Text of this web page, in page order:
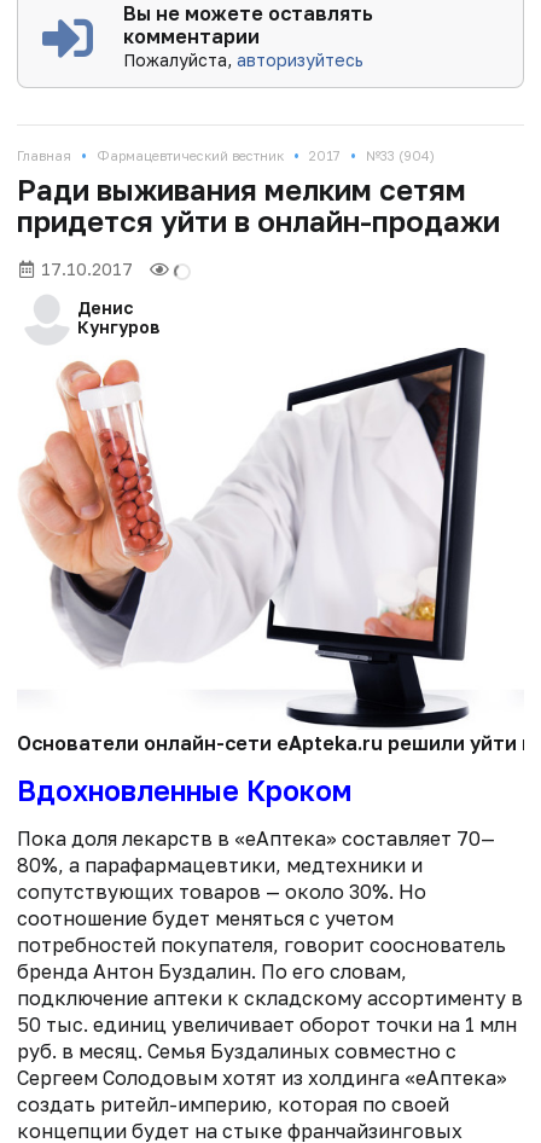
Вы не можете оставлять
комментарии
Пожалуйста,авторизуйтесь
Главная • Фармацевтический вестник • 2017 • №33 (904)
Ради выживания мелким сетям
придется уйти в онлайн-продажи
17.10.2017
Денис
Кунгуров
Основатели онлайн-сети eApteka.ru решили уйти
Вдохновленные Кроком
Пока доля лекарств в «еАптека» составляет 70—
80%, а парафармацевтики, медтехники и
сопутствующих товаров — около 30%. Но
соотношение будет меняться с учетом
потребностей покупателя, говорит сооснователь
бренда Антон Буздалин. По его словам,
подключение аптеки к складскому ассортименту в
50 тыс. единиц увеличивает оборот точки на 1 млн
руб. в месяц. Семья Буздалиных совместно с
Сергеем Солодовым хотят из холдинга «еАптека»
создать ритейл-империю, которая по своей
концепции будет на стыке франчайзинговых